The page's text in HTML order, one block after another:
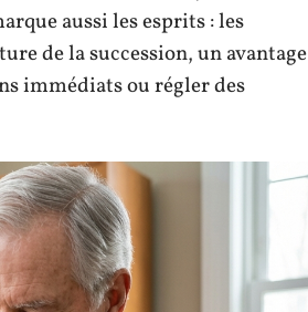
aussi les esprits : les
de la succession, un avantage
immédiats ou régler des